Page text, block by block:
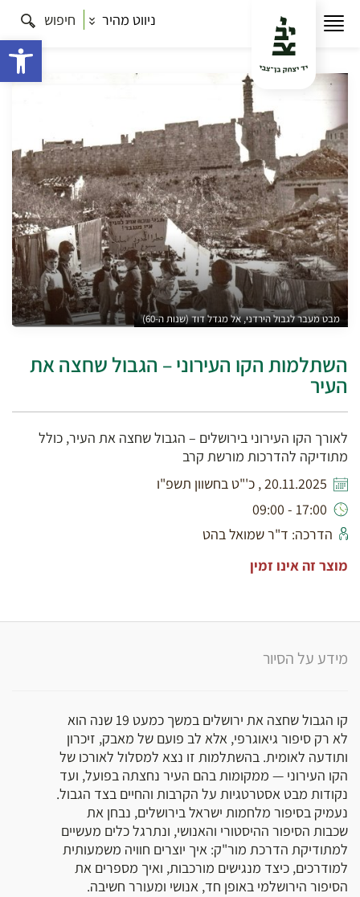
ניווט מהיר חיפוש השתלמויות מדריכים
השתלמות
מבט מעבר לגבול הירדני, אל מגדל דוד (שנות ה-60)
השתלמות הקו העירוני – הגבול שחצה את
העיר
לאורך הקו העירוני בירושלים – הגבול שחצה את העיר, כולל
מתודיקה להדרכות מורשת קרב
20.11.2025 , כ'"ט בחשוון תשפ"ו
17:00 - 09:00
הדרכה: ד"ר שמואל בהט
מוצר זה אינו זמין
מידע על הסיור
קו הגבול שחצה את ירושלים במשך כמעט 19 שנה הוא
לא רק סיפור גיאוגרפי, אלא לב פועם של מאבק, זיכרון
ותודעה לאומית. בהשתלמות זו נצא למסלול לאורכו של
הקו העירוני — ממקומות בהם העיר נחצתה בפועל, ועד
נקודות מבט אסטרטגיות על הקרבות והחיים בצד הגבול.
נעמיק בסיפור מלחמות ישראל בירושלים, נבחן את
שכבות הסיפור ההיסטורי והאנושי, ונתרגל כלים מעשיים
למתודיקת הדרכת מור"ק: איך יוצרים חוויה משמעותית
למודרכים, כיצד מנגישים מורכבות, ואיך מספרים את
הסיפור הירושלמי באופן חד, אנושי ומעורר חשיבה.